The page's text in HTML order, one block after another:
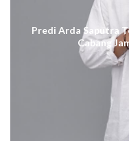
Predi Arda Saputra
Cabang